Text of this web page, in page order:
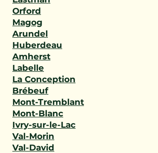
Orford
Magog
Arundel
Huberdeau
Amherst
Labelle
La Conception
Brébeuf
Mont-Tremblant
Mont-Blanc
Ivry-sur-le-Lac
Val-Morin
Val-David